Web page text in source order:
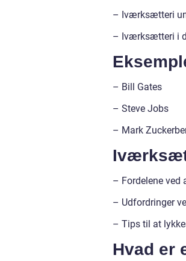
– Iværksætteri
– Iværksætteri i
– Bill Gates
– Steve Jobs
– Mark
– Fordelene
– Udfordringer
– Tips til at
Hvad er